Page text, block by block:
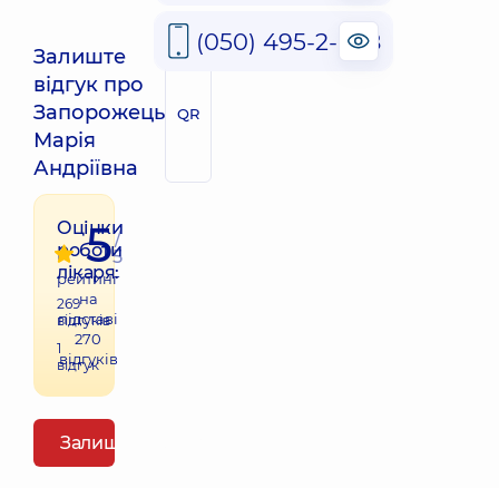
Залиште
відгук про
Запорожець
Марія
Андріївна
QR
Оцінки
роботи
лікаря:
269
відгуків
1
відгук
5/
5
рейтинг
на
підставі
270
відгуків
Залишити відгук
(050) 495-2-888